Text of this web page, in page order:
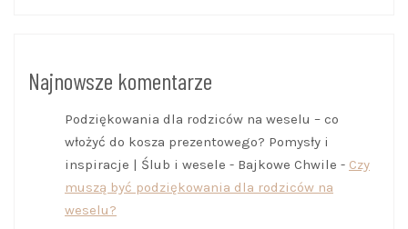
Najnowsze komentarze
Podziękowania dla rodziców na weselu – co
włożyć do kosza prezentowego? Pomysły i
inspiracje | Ślub i wesele - Bajkowe Chwile - Czy
muszą być podziękowania dla rodziców na
weselu?